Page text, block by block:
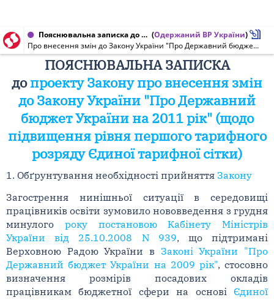
Пояснювальна записка до проекту Закону України від 04.04.2011 № 8334 (Одержаний ВР України)
Про внесення змін до Закону України "Про Державний бюджет України на 2011 рік" (щодо підвищення рівня першого тарифного розряду Єдиної тарифної сітки)